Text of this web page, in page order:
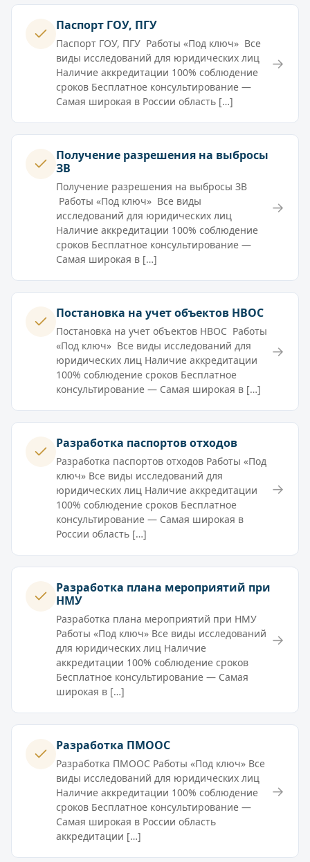
Паспорт ГОУ, ПГУ
Паспорт ГОУ, ПГУ Работы «Под ключ» Все
виды исследований для юридических лиц
Наличие аккредитации 100% соблюдение
сроков Бесплатное консультирование —
Самая широкая в России область […]
→
Получение разрешения на выбросы
ЗВ
Получение разрешения на выбросы ЗВ
Работы «Под ключ» Все виды
исследований для юридических лиц
Наличие аккредитации 100% соблюдение
сроков Бесплатное консультирование —
Самая широкая в […]
→
Постановка на учет объектов НВОС
Постановка на учет объектов НВОС Работы
«Под ключ» Все виды исследований для
юридических лиц Наличие аккредитации
100% соблюдение сроков Бесплатное
консультирование — Самая широкая в […]
→
Разработка паспортов отходов
Разработка паспортов отходов Работы «Под
ключ» Все виды исследований для
юридических лиц Наличие аккредитации
100% соблюдение сроков Бесплатное
консультирование — Самая широкая в
России область […]
→
Разработка плана мероприятий при
НМУ
Разработка плана мероприятий при НМУ
Работы «Под ключ» Все виды исследований
для юридических лиц Наличие
аккредитации 100% соблюдение сроков
Бесплатное консультирование — Самая
широкая в […]
→
Разработка ПМООС
Разработка ПМООС Работы «Под ключ» Все
виды исследований для юридических лиц
Наличие аккредитации 100% соблюдение
сроков Бесплатное консультирование —
Самая широкая в России область
аккредитации […]
→